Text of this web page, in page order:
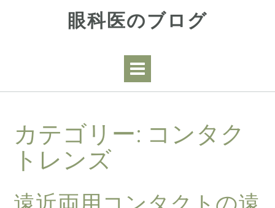
眼科医のブログ
カテゴリー: コンタク
トレンズ
遠近両用コンタクトの遠